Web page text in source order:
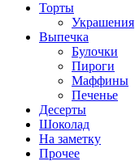
Торты
Украшения
Выпечка
Булочки
Пироги
Маффины
Печенье
Десерты
Шоколад
На заметку
Прочее